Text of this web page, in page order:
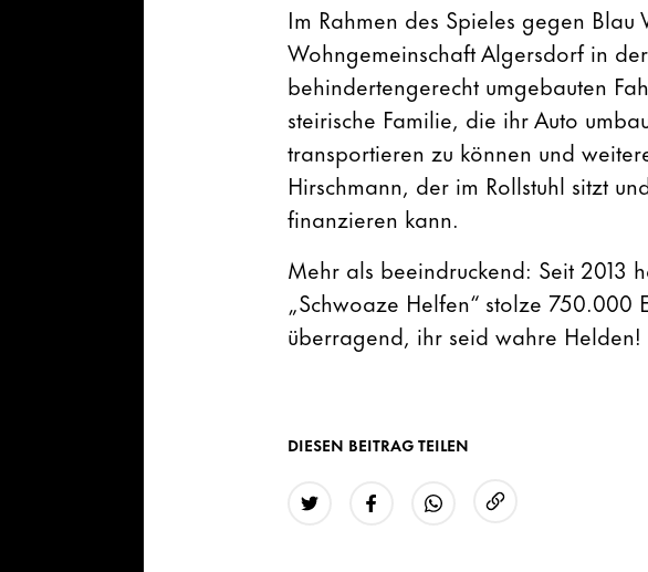
Im Rahmen des Spieles gegen
Wohngemeinschaft Algersdorf in
behindertengerecht umgebauten
steirische Familie, die ihr Auto
transportieren zu können und
Hirschmann, der im Rollstuhl sitzt
finanzieren kann.
Mehr als beeindruckend: Seit 2013
„Schwoaze Helfen“ stolze
überragend, ihr seid wahre Helden!
DIESEN BEITRAG TEILEN